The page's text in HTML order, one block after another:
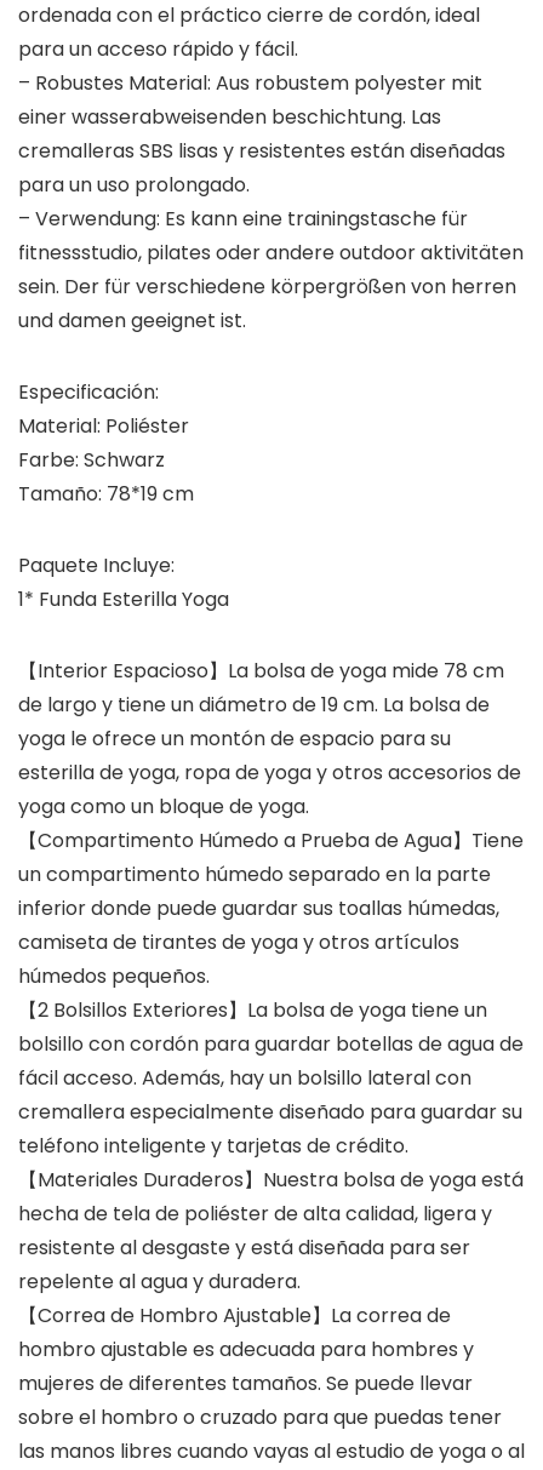
ordenada con el práctico cierre de cordón, ideal
para un acceso rápido y fácil.
– Robustes Material: Aus robustem polyester mit
einer wasserabweisenden beschichtung. Las
cremalleras SBS lisas y resistentes están diseñadas
para un uso prolongado.
– Verwendung: Es kann eine trainingstasche für
fitnessstudio, pilates oder andere outdoor aktivitäten
sein. Der für verschiedene körpergrößen von herren
und damen geeignet ist.
Especificación:
Material: Poliéster
Farbe: Schwarz
Tamaño: 78*19 cm
Paquete Incluye:
1* Funda Esterilla Yoga
【Interior Espacioso】La bolsa de yoga mide 78 cm
de largo y tiene un diámetro de 19 cm. La bolsa de
yoga le ofrece un montón de espacio para su
esterilla de yoga, ropa de yoga y otros accesorios de
yoga como un bloque de yoga.
【Compartimento Húmedo a Prueba de Agua】Tiene
un compartimento húmedo separado en la parte
inferior donde puede guardar sus toallas húmedas,
camiseta de tirantes de yoga y otros artículos
húmedos pequeños.
【2 Bolsillos Exteriores】La bolsa de yoga tiene un
bolsillo con cordón para guardar botellas de agua de
fácil acceso. Además, hay un bolsillo lateral con
cremallera especialmente diseñado para guardar su
teléfono inteligente y tarjetas de crédito.
【Materiales Duraderos】Nuestra bolsa de yoga está
hecha de tela de poliéster de alta calidad, ligera y
resistente al desgaste y está diseñada para ser
repelente al agua y duradera.
【Correa de Hombro Ajustable】La correa de
hombro ajustable es adecuada para hombres y
mujeres de diferentes tamaños. Se puede llevar
sobre el hombro o cruzado para que puedas tener
las manos libres cuando vayas al estudio de yoga o al